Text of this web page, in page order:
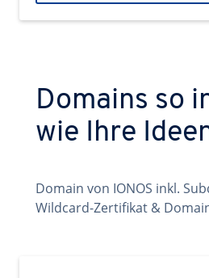
Domains so
wie Ihre
Domain von IONOS inkl.
Wildcard-Zertifikat &